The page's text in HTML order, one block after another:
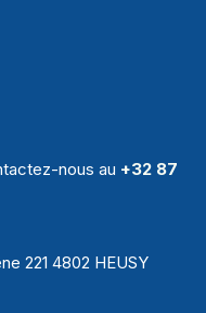
nous au +32 87
221 4802 HEUSY